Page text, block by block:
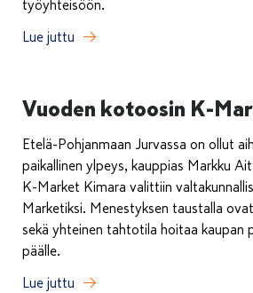
työyhteisöön.
Lue juttu
Vuoden kotoosin K-
Etelä-Pohjanmaan Jurvassa on ollut
paikallinen ylpeys, kauppias Markku
K-Market Kimara valittiin
Marketiksi. Menestyksen taustalla
sekä yhteinen tahtotila hoitaa kaupan
päälle.
Lue juttu